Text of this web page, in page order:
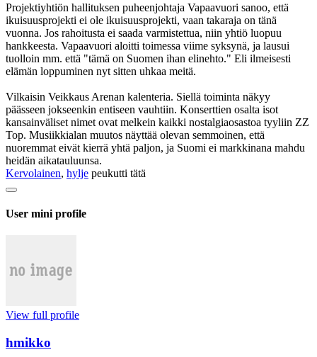
Projektiyhtiön hallituksen puheenjohtaja Vapaavuori sanoo, että
ikuisuusprojekti ei ole ikuisuusprojekti, vaan takaraja on tänä
vuonna. Jos rahoitusta ei saada varmistettua, niin yhtiö luopuu
hankkeesta. Vapaavuori aloitti toimessa viime syksynä, ja lausui
tuolloin mm. että "tämä on Suomen ihan elinehto." Eli ilmeisesti
elämän loppuminen nyt sitten uhkaa meitä.
Vilkaisin Veikkaus Arenan kalenteria. Siellä toiminta näkyy
päässeen jokseenkin entiseen vauhtiin. Konserttien osalta isot
kansainväliset nimet ovat melkein kaikki nostalgiaosastoa tyyliin ZZ
Top. Musiikkialan muutos näyttää olevan semmoinen, että
nuoremmat eivät kierrä yhtä paljon, ja Suomi ei markkinana mahdu
heidän aikatauluunsa.
Kervolainen, hylje peukutti tätä
User mini profile
View full profile
hmikko